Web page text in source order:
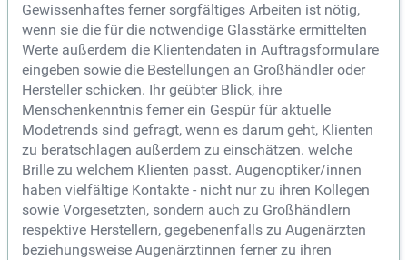
Gewissenhaftes ferner sorgfältiges Arbeiten ist nötig,
wenn sie die für die notwendige Glasstärke ermittelten
Werte außerdem die Klientendaten in Auftragsformulare
eingeben sowie die Bestellungen an Großhändler oder
Hersteller schicken. Ihr geübter Blick, ihre
Menschenkenntnis ferner ein Gespür für aktuelle
Modetrends sind gefragt, wenn es darum geht, Klienten
zu beratschlagen außerdem zu einschätzen. welche
Brille zu welchem Klienten passt. Augenoptiker/innen
haben vielfältige Kontakte - nicht nur zu ihren Kollegen
sowie Vorgesetzten, sondern auch zu Großhändlern
respektive Herstellern, gegebenenfalls zu Augenärzten
beziehungsweise Augenärztinnen ferner zu ihren